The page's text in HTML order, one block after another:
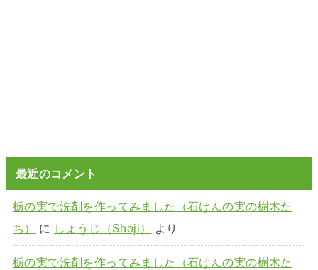
最近のコメント
栃の実で洗剤を作ってみました（石けんの実の樹木た
ち）
に しょうじ（Shoji） より
栃の実で洗剤を作ってみました（石けんの実の樹木た